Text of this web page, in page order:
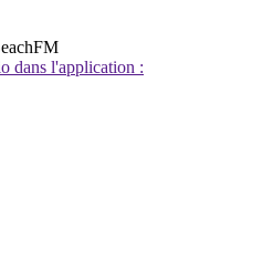
dans l'application :